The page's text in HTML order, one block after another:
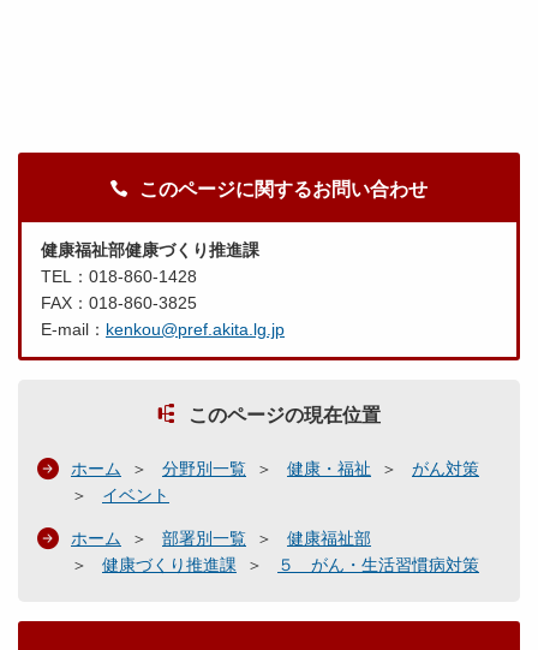
このページに関するお問い合わせ
健康福祉部健康づくり推進課
TEL：018-860-1428
FAX：018-860-3825
E-mail： kenkou@pref.akita.lg.jp
このページの現在位置
ホーム 分野別一覧 健康・福祉
がん対策
イベント
ホーム 部署別一覧
健康福祉部
健康づくり推進課
５ がん・生活習慣病対策